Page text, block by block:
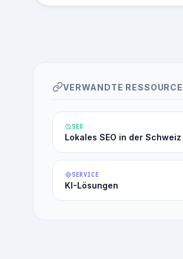
VERWANDTE
SEO
Lokales SEO in der
SERVICE
KI-Lösungen